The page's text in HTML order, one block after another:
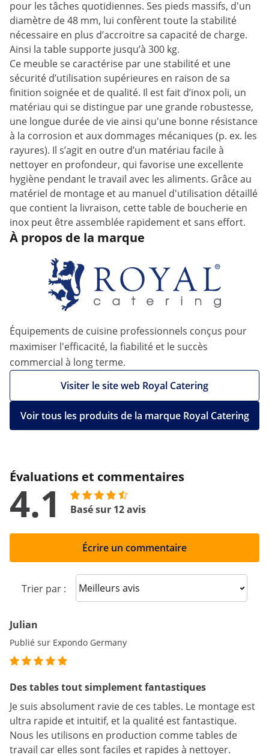
pour les tâches quotidiennes. Ses pieds massifs, d'un
diamètre de 48 mm, lui confèrent toute la stabilité
nécessaire en plus d’accroitre sa capacité de charge.
Ainsi la table supporte jusqu’à 300 kg.
Ce meuble se caractérise par une stabilité et une
sécurité d’utilisation supérieures en raison de sa
finition soignée et de qualité. Il est fait d’inox poli, un
matériau qui se distingue par une grande robustesse,
une longue durée de vie ainsi qu'une bonne résistance
à la corrosion et aux dommages mécaniques (p. ex. les
rayures). Il s’agit en outre d’un matériau facile à
nettoyer en profondeur, qui favorise une excellente
hygiène pendant le travail avec les aliments. Grâce au
matériel de montage et au manuel d'utilisation détaillé
que contient la livraison, cette table de boucherie en
inox peut être assemblée rapidement et sans effort.
À propos de la marque
Équipements de cuisine professionnels conçus pour
maximiser l'efficacité, la fiabilité et le succès
commercial à long terme.
Visiter le site web Royal Catering
Voir tous les produits de la marque Royal Catering
Évaluations et commentaires
4.1 Basé sur 12 avis
Écrire un commentaire
Trier par : Sort reviews
Julian
Publié sur Expondo Germany
Des tables tout simplement fantastiques
Je suis absolument ravie de ces tables. Le montage est
ultra rapide et intuitif, et la qualité est fantastique.
Nous les utilisons en production comme tables de
travail car elles sont faciles et rapides à nettoyer.